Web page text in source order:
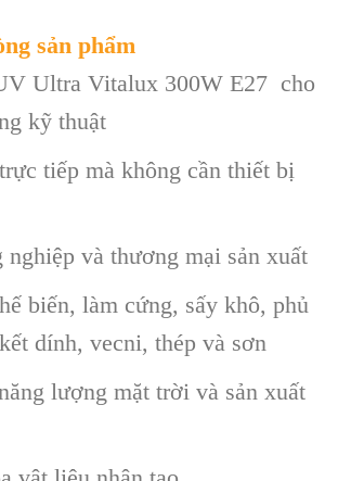
sản phẩm
Ultra Vitalux 300W E27 cho
kỹ thuật
tiếp mà không cần thiết bị
nghiệp và thương mại sản xuất
biến, làm cứng, sấy khô, phủ
dính, vecni, thép và sơn
lượng mặt trời và sản xuất